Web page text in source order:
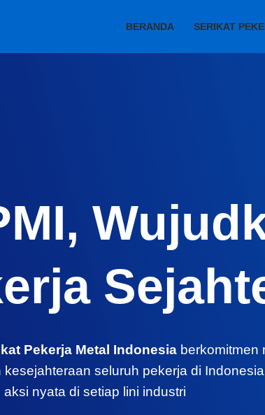
BERANDA SERIKAT
Pekerja Metal Indonesia berkomitmen
kesejahteraan seluruh pekerja di
nyata di setiap lini industri